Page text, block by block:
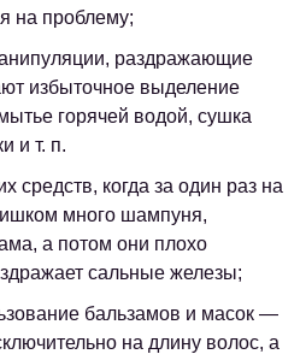
на проблему;
раздражающие
избыточное выделение
горячей водой, сушка
и т. п.
средств, когда за один раз на
много шампуня,
а потом они плохо
сальные железы;
бальзамов и масок —
на длину волос, а